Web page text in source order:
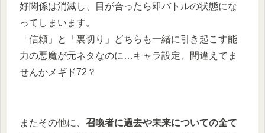
好関係は消滅し、目が合ったら即バトルの状態にな
ってしまいます。
「信頼」と「裏切り」どちらも一緒に引き起こす能
力の悪魔が元ネタなのに…キャラ設定、間違えてま
せんかメギド72？
またその他に、 召喚者に過去や未来についての全て